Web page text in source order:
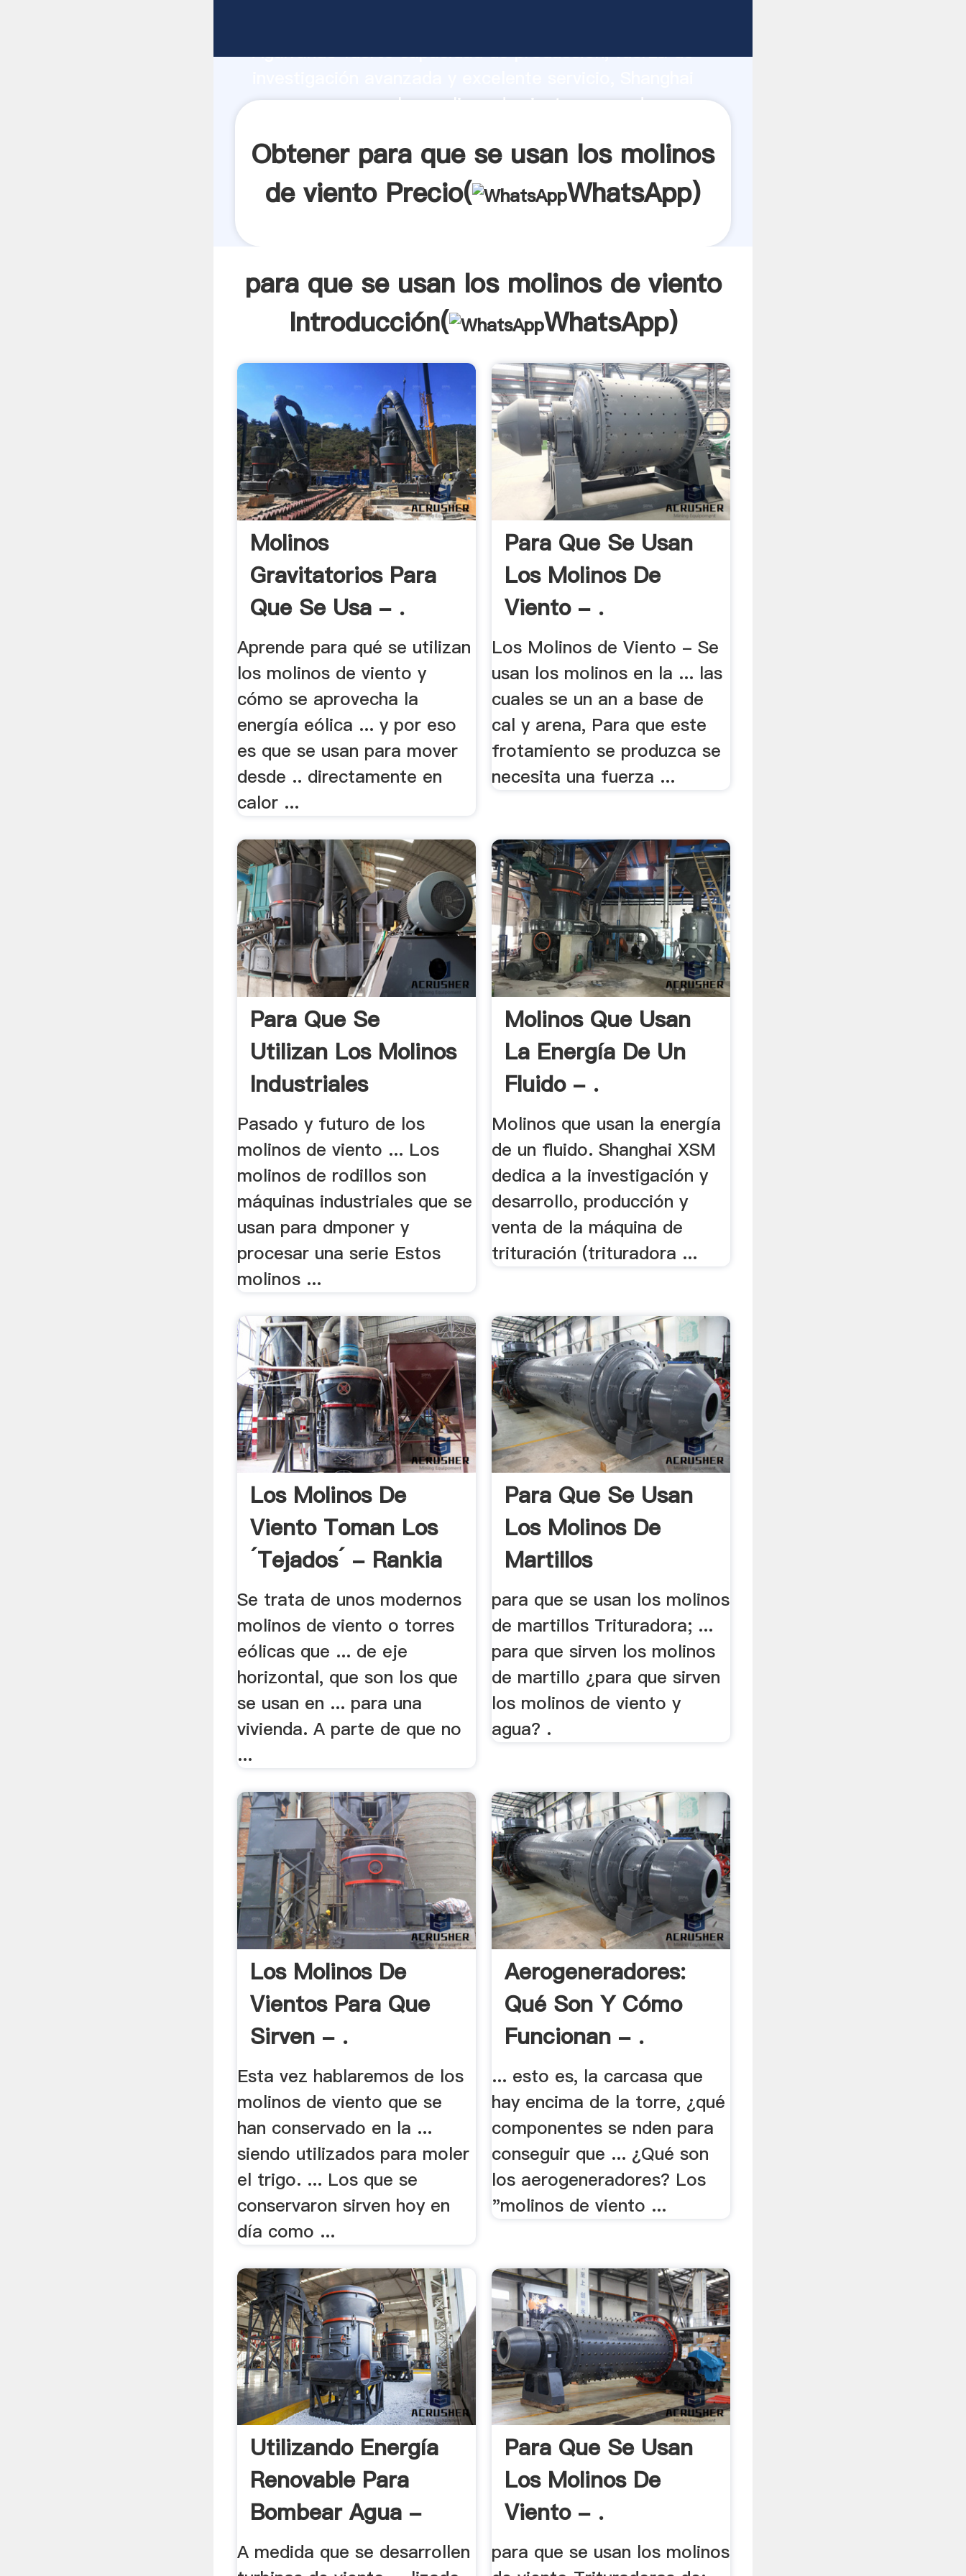
Agarrando fuerte capacidad de producción, fuerza de
para que se usan los molinos de viento proveedor crea
Obtener para que se usan los molinos
de viento Precio(
WhatsApp)
para que se usan los molinos de viento
Introducción(
WhatsApp)
Molinos
Gravitatorios Para
Que Se Usa - .
Aprende para qué se utilizan
los molinos de viento y
cómo se aprovecha la
energía eólica ... y por eso
es que se usan para mover
desde .. directamente en
calor ...
Para Que Se Usan
Los Molinos De
Viento - .
Los Molinos de Viento - Se
usan los molinos en la ... las
cuales se un an a base de
cal y arena, Para que este
frotamiento se produzca se
necesita una fuerza ...
Para Que Se
Utilizan Los Molinos
Industriales
Pasado y futuro de los
molinos de viento ... Los
molinos de rodillos son
máquinas industriales que se
usan para dmponer y
procesar una serie Estos
molinos ...
Molinos Que Usan
La Energía De Un
Fluido - .
Molinos que usan la energía
de un fluido. Shanghai XSM
dedica a la investigación y
desarrollo, producción y
venta de la máquina de
trituración (trituradora ...
Los Molinos De
Viento Toman Los
´tejados´ - Rankia
Se trata de unos modernos
molinos de viento o torres
eólicas que ... de eje
horizontal, que son los que
se usan en ... para una
vivienda. A parte de que no
...
Para Que Se Usan
Los Molinos De
Martillos
para que se usan los molinos
de martillos Trituradora; ...
para que sirven los molinos
de martillo ¿para que sirven
los molinos de viento y
agua? .
Los Molinos De
Vientos Para Que
Sirven - .
Esta vez hablaremos de los
molinos de viento que se
han conservado en la ...
siendo utilizados para moler
el trigo. ... Los que se
conservaron sirven hoy en
día como ...
Aerogeneradores:
Qué Son Y Cómo
Funcionan - .
... esto es, la carcasa que
hay encima de la torre, ¿qué
componentes se nden para
conseguir que ... ¿Qué son
los aerogeneradores? Los
"molinos de viento ...
Utilizando Energía
Renovable Para
Bombear Agua -
TWRI
A medida que se desarrollen
Para Que Se Usan
Los Molinos De
Viento - .
para que se usan los molinos